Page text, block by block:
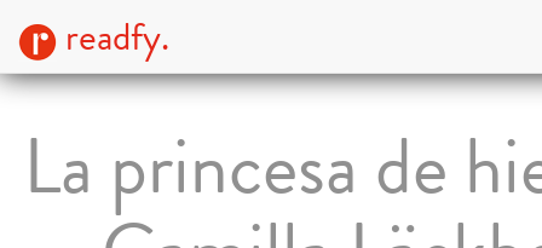
readfy.
La princesa de